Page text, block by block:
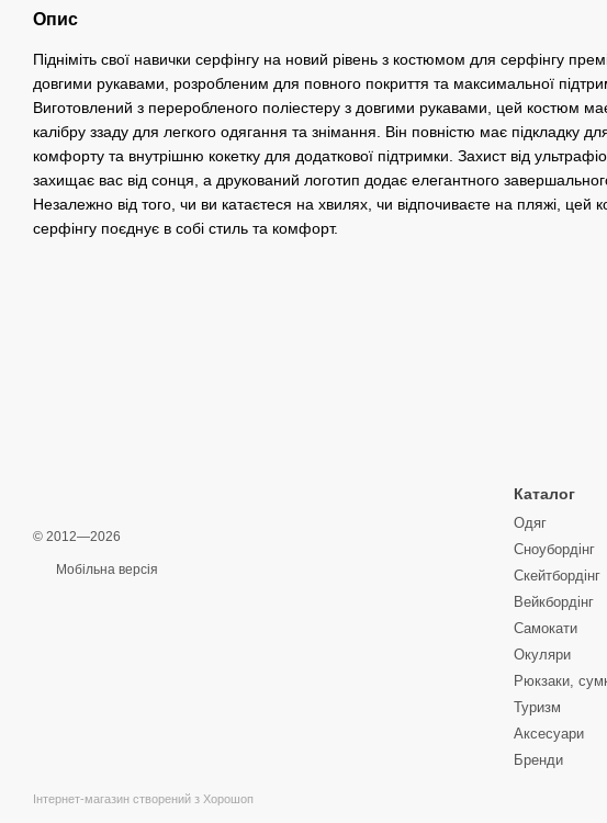
Опис
Підніміть свої навички серфінгу на новий рівень з костюмом для серфінгу
довгими рукавами, розробленим для повного покриття та максимальної
Виготовлений з переробленого поліестеру з довгими рукавами, цей костюм
калібру ззаду для легкого одягання та знімання. Він повністю має підкладку
комфорту та внутрішню кокетку для додаткової підтримки. Захист від
захищає вас від сонця, а друкований логотип додає елегантного
Незалежно від того, чи ви катаєтеся на хвилях, чи відпочиваєте на пляжі, цей
серфінгу поєднує в собі стиль та комфорт.
© 2012—2026
Мобільна версія
Інтернет-магазин створений з Хорошоп
Каталог
Одяг
Сноубордiнг
Скейтбордінг
Вейкбордінг
Самокати
Окуляри
Рюкзаки,
Туризм
Аксесуари
Бренди